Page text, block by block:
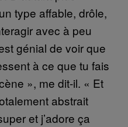
type affable, drôle,
avec à peu
génial de voir que
à ce que tu fais
», me dit-il. « Et
abstrait
et j’adore ça